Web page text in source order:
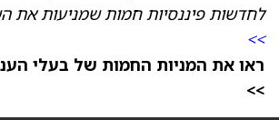
לחדשות פיננסיות חמות שמניעות את
>>
>>